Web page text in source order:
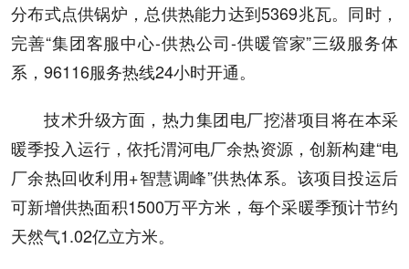
分布式点供锅炉，总供热能力达到5369兆瓦。同时，
完善“集团客服中心-供热公司-供暖管家”三级服务体
系，96116服务热线24小时开通。
技术升级方面，热力集团电厂挖潜项目将在本采
暖季投入运行，依托渭河电厂余热资源，创新构建“电
厂余热回收利用+智慧调峰”供热体系。该项目投运后
可新增供热面积1500万平方米，每个采暖季预计节约
天然气1.02亿立方米。